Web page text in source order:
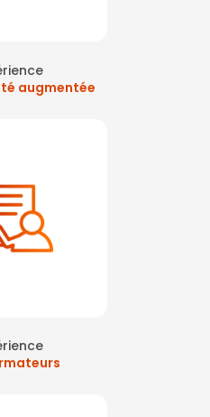
augmentée